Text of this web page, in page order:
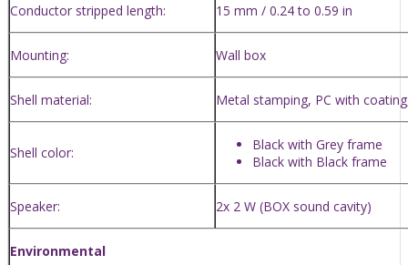
Conductor stripped length: 15 mm / 0.24 to 0.59 in
Mounting: Wall box
Shell material: Metal stamping, PC with
Shell color:
Black with Grey frame
Black with Black frame
Speaker: 2x 2 W (BOX sound cavity)
Environmental